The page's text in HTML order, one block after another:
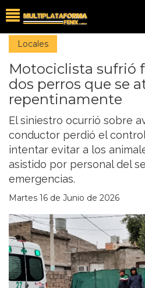
Locales
Motociclista sufrió
dos perros que se
repentinamente
El siniestro ocurrió sobre
conductor perdió el
intentar evitar a los
asistido por personal del
emergencias.
Martes 16 de Junio de 2026